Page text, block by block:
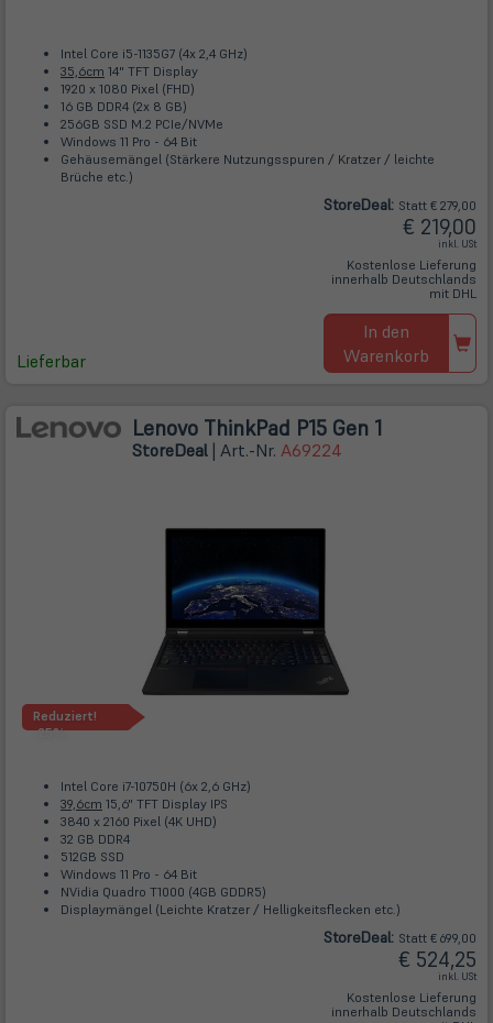
Intel Core i5-1135G7 (4x 2,4 GHz)
35,6cm 14" TFT Display
1920 x 1080 Pixel (FHD)
16 GB DDR4 (2x 8 GB)
256GB SSD M.2 PCIe/NVMe
Windows 11 Pro - 64 Bit
Gehäusemängel (Stärkere Nutzungsspuren / Kratzer / leichte
Brüche etc.)
Lieferbar
StoreDeal: Statt € 279,00
€ 219,00
inkl. USt
Kostenlose Lieferung
innerhalb Deutschlands
mit DHL
In den
Warenkorb
Lenovo ThinkPad P15 Gen 1
StoreDeal | Art.-Nr. A69224
Reduziert!
-25%
Intel Core i7-10750H (6x 2,6 GHz)
39,6cm 15,6" TFT Display IPS
3840 x 2160 Pixel (4K UHD)
32 GB DDR4
512GB SSD
Windows 11 Pro - 64 Bit
NVidia Quadro T1000 (4GB GDDR5)
Displaymängel (Leichte Kratzer / Helligkeitsflecken etc.)
StoreDeal: Statt € 699,00
€ 524,25
inkl. USt
Kostenlose Lieferung
innerhalb Deutschlands